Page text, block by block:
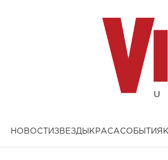
НОВОСТИ ЗВЕЗДЫ КРАСАСОБЫТИЯ